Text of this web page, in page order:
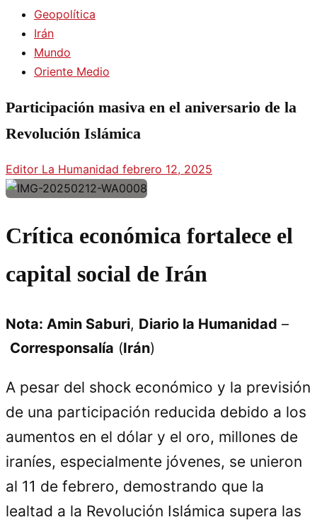
Geopolítica
Irán
Mundo
Oriente Medio
Participación masiva en el aniversario de la
Revolución Islámica
Editor La Humanidad febrero 12, 2025
Crítica económica fortalece el
capital social de Irán
Nota: Amin Saburi, Diario la Humanidad –
Corresponsalía (Irán)
A pesar del shock económico y la previsión
de una participación reducida debido a los
aumentos en el dólar y el oro, millones de
iraníes, especialmente jóvenes, se unieron
al 11 de febrero, demostrando que la
lealtad a la Revolución Islámica supera las